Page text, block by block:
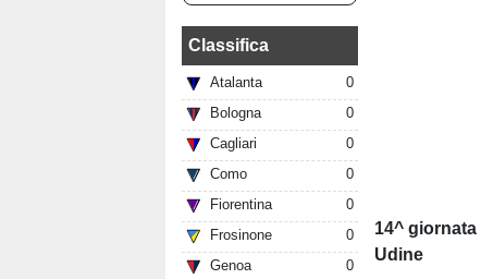
Classifica
Atalanta
0
Bologna
0
Cagliari
0
Como
0
Fiorentina
0
Frosinone
0
Genoa
0
14^ giornata
Udine